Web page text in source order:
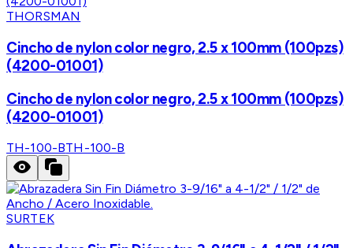
THORSMAN
Cincho de nylon color negro, 2.5 x 100mm (100pzs)
(4200-01001)
Cincho de nylon color negro, 2.5 x 100mm (100pzs)
(4200-01001)
TH-100-BTH-100-B
SURTEK